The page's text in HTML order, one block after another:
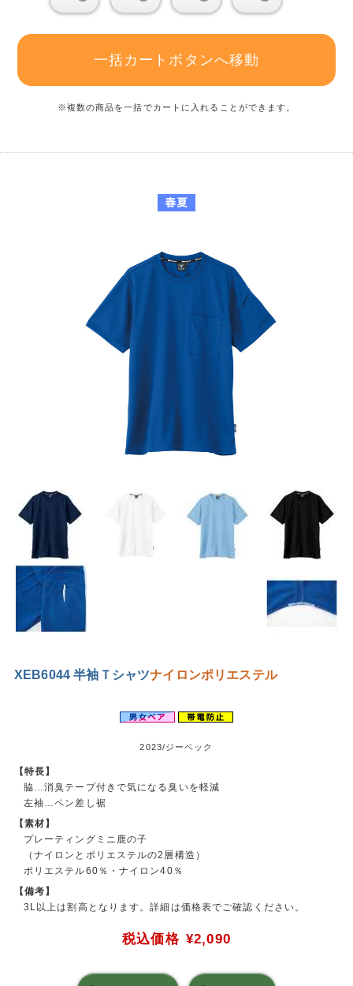
一括カートボタンへ移動
※複数の商品を一括でカートに入れることができます。
XEB6044 半袖Ｔシャツナイロンポリエステル
2023/ジーベック
【特長】
脇…消臭テープ付きで気になる臭いを軽減
左袖…ペン差し裾
【素材】
プレーティングミニ鹿の子
（ナイロンとポリエステルの2層構造）
ポリエステル60％・ナイロン40％
【備考】
3L以上は割高となります。詳細は価格表でご確認ください。
税込価格 ¥2,090